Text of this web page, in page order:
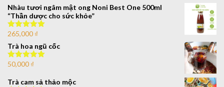
sao
Nhàu tươi ngâm mật ong Noni Best One 500ml
“Thần dược cho sức khỏe”
Được xếp
sao
265,000 ₫
Trà hoa ngũ cốc
Được xếp
sao
50,000 ₫
Trà cam sả thảo mộc